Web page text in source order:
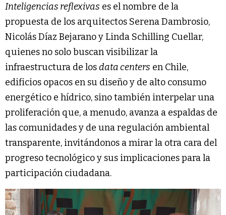
Inteligencias reflexivas es el nombre de la
propuesta de los arquitectos Serena Dambrosio,
Nicolás Díaz Bejarano y Linda Schilling Cuellar,
quienes no solo buscan visibilizar la
infraestructura de losdata centers en Chile,
edificios opacos en su diseño y de alto consumo
energético e hídrico, sino también interpelar una
proliferación que, a menudo, avanza a espaldas de
las comunidades y de una regulación ambiental
transparente, invitándonos a mirar la otra cara del
progreso tecnológico y sus implicaciones para la
participación ciudadana.